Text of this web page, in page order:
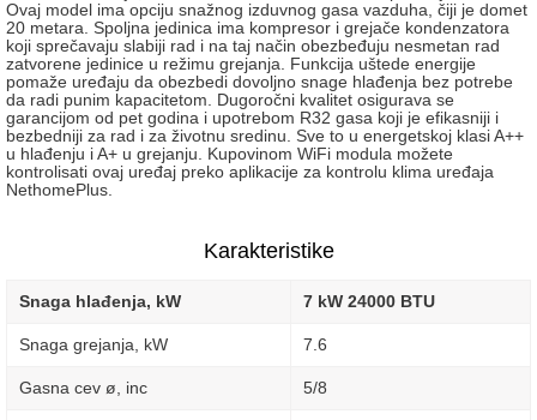
Ovaj model ima opciju snažnog izduvnog gasa vazduha, čiji je domet
20 metara. Spoljna jedinica ima kompresor i grejače kondenzatora
koji sprečavaju slabiji rad i na taj način obezbeđuju nesmetan rad
zatvorene jedinice u režimu grejanja. Funkcija uštede energije
pomaže uređaju da obezbedi dovoljno snage hlađenja bez potrebe
da radi punim kapacitetom. Dugoročni kvalitet osigurava se
garancijom od pet godina i upotrebom R32 gasa koji je efikasniji i
bezbedniji za rad i za životnu sredinu. Sve to u energetskoj klasi A++
u hlađenju i A+ u grejanju. Kupovinom WiFi modula možete
kontrolisati ovaj uređaj preko aplikacije za kontrolu klima uređaja
NethomePlus.
Karakteristike
Snaga hlađenja, kW 7 kW 24000 BTU
Snaga grejanja, kW 7.6
Gasna cev ø, inc 5/8